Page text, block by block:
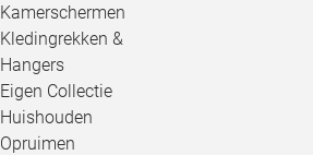
Kamerschermen
Kledingrekken &
Hangers
Eigen Collectie
Huishouden
Opruimen